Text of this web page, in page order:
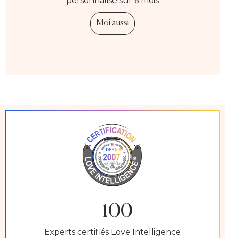
Moi aussi
+100
Experts certifiés Love Intelligence